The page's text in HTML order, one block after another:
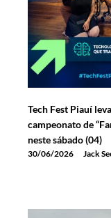
Tech Fest Piauí
campeonato de
neste sábado (04)
30/06/2026 Jack